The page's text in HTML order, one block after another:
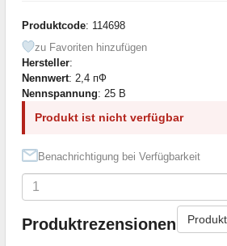
Produktcode: 114698
zu Favoriten hinzufügen
Hersteller:
Nennwert: 2,4 пФ
Nennspannung: 25 В
Produkt ist nicht verfügbar
Benachrichtigung bei Verfügbarkeit
Produktrezensionen